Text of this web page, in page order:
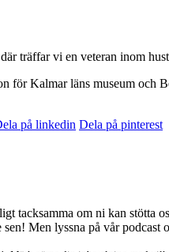
träffar vi en veteran inom
för Kalmar läns museum och
på linkedin Dela på pinterest
tacksamma om ni kan stötta
Men lyssna på vår podcast